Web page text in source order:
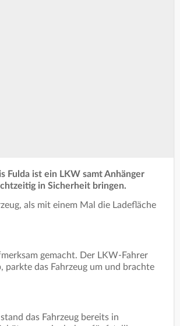
Fulda ist ein LKW samt Anhänger
in Sicherheit bringen.
als mit einem Mal die Ladefläche
gemacht. Der LKW-Fahrer
parkte das Fahrzeug um und brachte
das Fahrzeug bereits in